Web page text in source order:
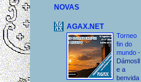
NOVAS
AGAX.NET
Torneo
fin do
mundo -
Dámosll
e a
benvida